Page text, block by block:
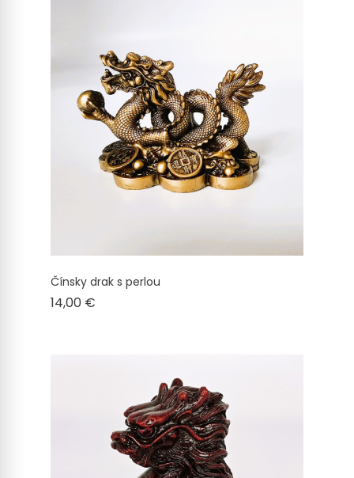
Čínsky drak s perlou
14,00 €